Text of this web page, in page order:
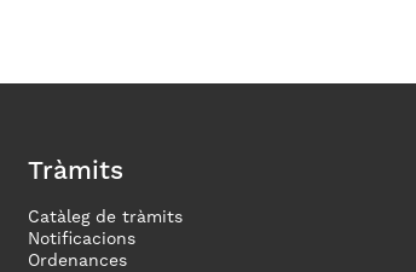
Tràmits
Catàleg de tràmits
Notificacions
Ordenances